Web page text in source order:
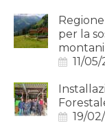
per la
montani
11/
19/